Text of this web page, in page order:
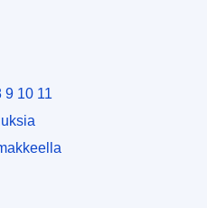
9 10 11